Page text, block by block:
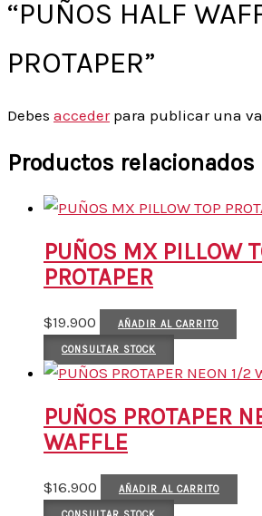
“PUÑOS HALF
PROTAPER”
Debes accederpara publicar una
Productos relacionados
PUÑOS MX PILLOW
PROTAPER
$19.900 AÑADIR AL CARRITO
CONSULTAR STOCK
PUÑOS PROTAPER
WAFFLE
$16.900 AÑADIR AL CARRITO